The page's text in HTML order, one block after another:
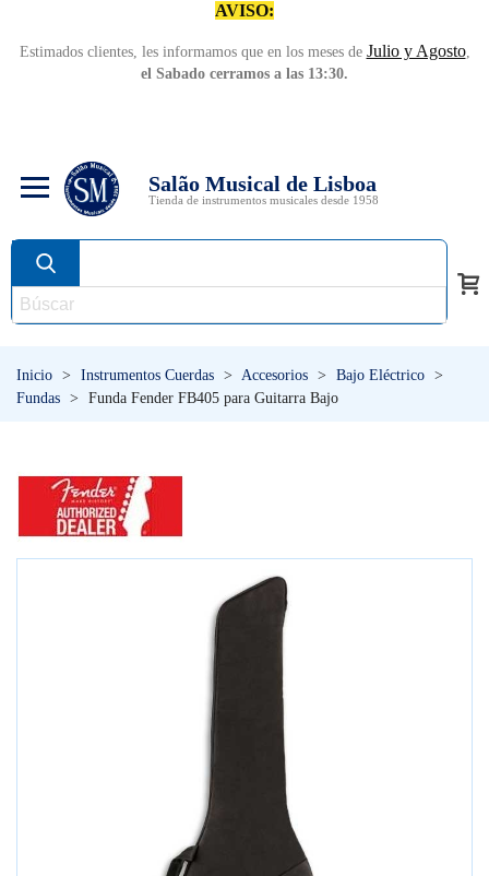
AVISO:
Estimados clientes, les informamos que en los meses de Julio y Agosto,
el Sabado cerramos a las 13:30.
Salão Musical de Lisboa
Tienda de instrumentos musicales desde 1958
Inicio > Instrumentos Cuerdas > Accesorios > Bajo Eléctrico >
Fundas > Funda Fender FB405 para Guitarra Bajo